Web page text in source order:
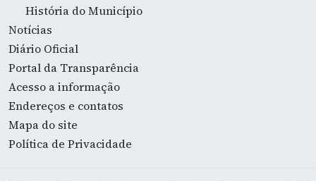
História do Município
Notícias
Diário Oficial
Portal da Transparência
Acesso a informação
Endereços e contatos
Mapa do site
Política de Privacidade